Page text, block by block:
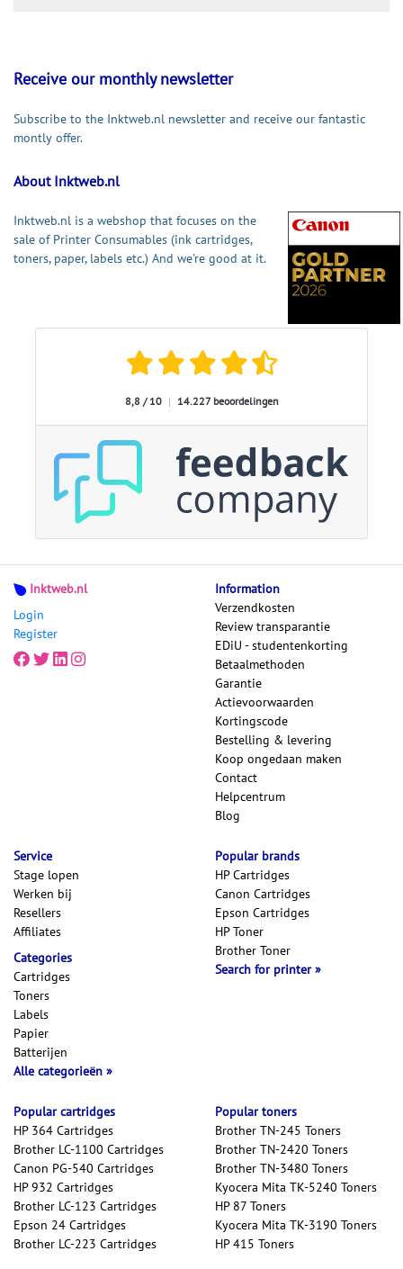
Receive our monthly newsletter
Subscribe to the Inktweb.nl newsletter and receive our fantastic
montly offer.
About Inktweb.nl
Inktweb.nl is a webshop that focuses on the
sale of Printer Consumables (ink cartridges,
toners, paper, labels etc.) And we're good at it.
8,8 / 10 | 14.227 beoordelingen
Inktweb.nl
Login
Register
Information
Verzendkosten
Review transparantie
EDiU - studentenkorting
Betaalmethoden
Garantie
Actievoorwaarden
Kortingscode
Bestelling & levering
Koop ongedaan maken
Contact
Helpcentrum
Blog
Service
Stage lopen
Werken bij
Resellers
Affiliates
Categories
Cartridges
Toners
Labels
Papier
Batterijen
Alle categorieën
Popular cartridges
HP 364 Cartridges
Brother LC-1100 Cartridges
Canon PG-540 Cartridges
HP 932 Cartridges
Brother LC-123 Cartridges
Epson 24 Cartridges
Brother LC-223 Cartridges
Popular toners
Brother TN-245 Toners
Brother TN-2420 Toners
Brother TN-3480 Toners
Kyocera Mita TK-5240 Toners
HP 87 Toners
Kyocera Mita TK-3190 Toners
HP 415 Toners
Popular brands
HP Cartridges
Canon Cartridges
Epson Cartridges
HP Toner
Brother Toner
Search for printer